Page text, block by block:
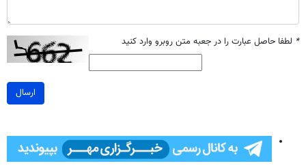
* لطفا حاصل عبارت را در جعبه متن روبرو وارد کنید
ارسال